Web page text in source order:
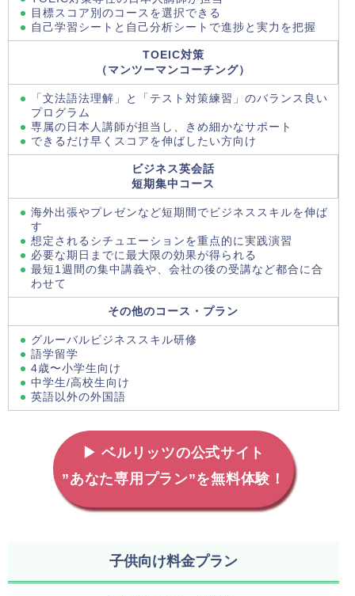
目標スコア別のコースを選択できる
自己学習シートと自己分析シートで進捗と実力を把握
TOEIC対策
（マンツーマンコーチング）
「文法語法理解」と「テスト対策練習」のバランス良い
プログラム
専属の日本人講師が担当し、きめ細かなサポート
できるだけ早くスコアを伸ばしたい方向け
ビジネス英会話
短期集中コース
海外出張やプレゼンなど短期間でビジネススキルを伸ば
す
想定されるシチュエーションを重点的に実践演習
必要な期日までに最大限の効果が得られる
最短1週間の集中講義や、会社の後の受講など都合に合
わせて
その他のコース・プラン
グルーバルビジネススキル研修
語学留学
4歳〜小学生向け
中学生/高校生向け
英語以外の外国語
▶ ベルリッツの公式サイト
”あなた専用プラン”を無料体験！
子供向け料金プラン